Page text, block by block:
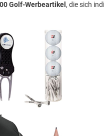
Golf-Werbeartikel , die sich